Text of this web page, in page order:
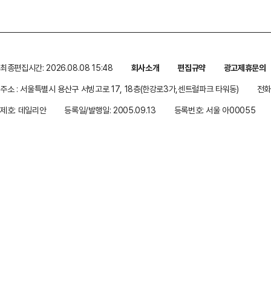
최종편집시간: 2026.08.08 15:48 회사소개 편집규약
광고제휴문의
주소 : 서울특별시 용산구 서빙고로 17, 18층(한강로3가,센트럴파크 타워동)
전
제호: 데일리안
등록일/발행일: 2005.09.13 등록번호: 서울 아00055